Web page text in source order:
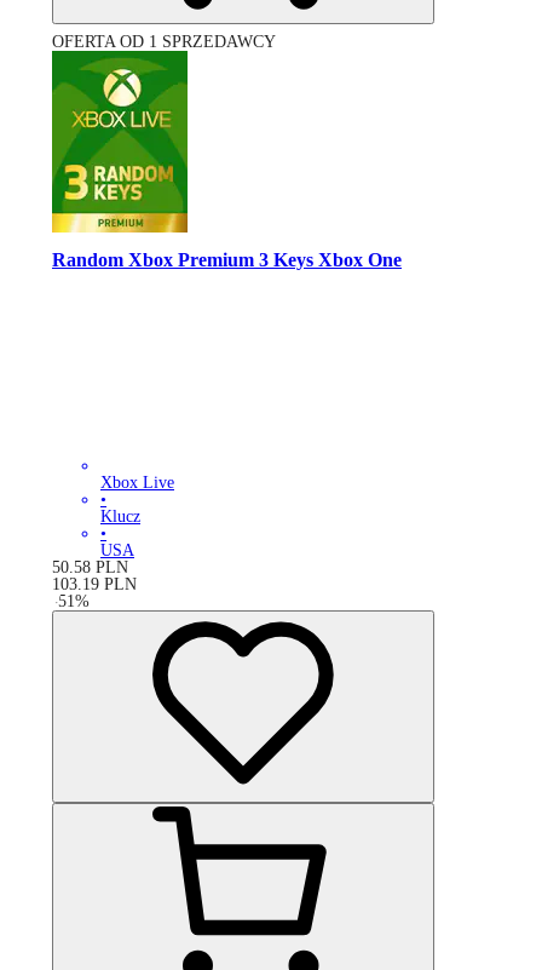
OFERTA OD 1 SPRZEDAWCY
Random Xbox Premium 3 Keys Xbox One
Xbox Live
•
Klucz
•
USA
50.58 PLN
103.19 PLN
-51 %